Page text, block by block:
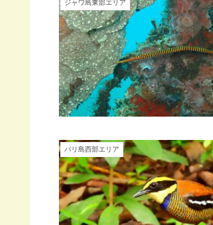
ジャワ島東部エリア
バリ島西部エリア